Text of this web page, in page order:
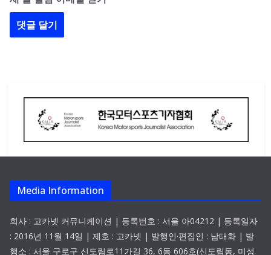
Media Information
회사 : 고카넷 커뮤니케이션 | 등록번호 : 서울 아04212 | 등록일자
: 2016년 11월 14일 | 제호 : 고카넷 | 발행인·편집인 : 남태화 | 발
행소 : 서울 구로구 신도림로11가길 36, 6동 606호(신도림동, 미성